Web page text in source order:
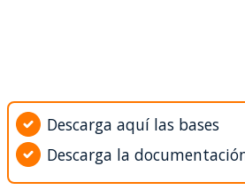
Descarga aquí las bases
Descarga la